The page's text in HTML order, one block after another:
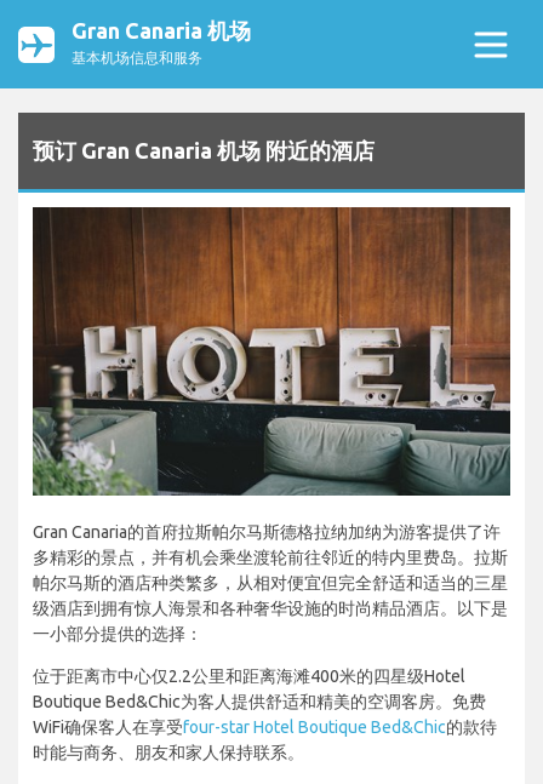
Gran Canaria 机场
基本机场信息和服务
预订 Gran Canaria 机场 附近的酒店
Gran Canaria的首府拉斯帕尔马斯德格拉纳加纳为游客提供了许
多精彩的景点，并有机会乘坐渡轮前往邻近的特内里费岛。拉斯
帕尔马斯的酒店种类繁多，从相对便宜但完全舒适和适当的三星
级酒店到拥有惊人海景和各种奢华设施的时尚精品酒店。以下是
一小部分提供的选择：
位于距离市中心仅2.2公里和距离海滩400米的四星级Hotel
Boutique Bed&Chic为客人提供舒适和精美的空调客房。免费
WiFi确保客人在享受four-star Hotel Boutique Bed&Chic的款待
时能与商务、朋友和家人保持联系。